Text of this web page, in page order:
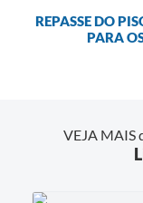
REPASSE DO
PARA
VEJA MAIS